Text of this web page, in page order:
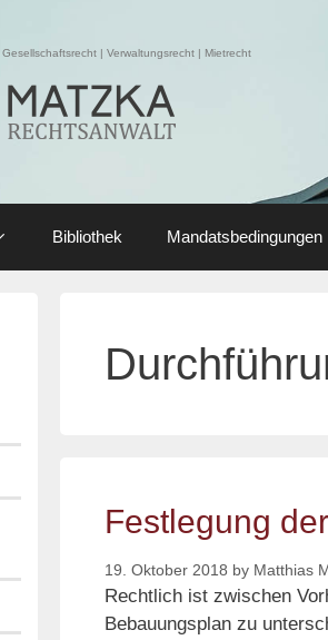
| Verwaltungsrecht | Mietrecht
Bibliothek Mandatsbedingungen
Festlegung
19. Oktober 2018 by Matthias
Rechtlich ist zwischen
Bebauungsplan zu